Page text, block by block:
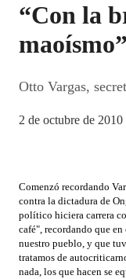
“Con la
maoísmo”
Otto Vargas,
2 de octubre de 2010
Comenzó recordando
contra la dictadura de
político hiciera carrera
café", recordando que
nuestro pueblo, y que
tratamos de
nada, los que hacen se